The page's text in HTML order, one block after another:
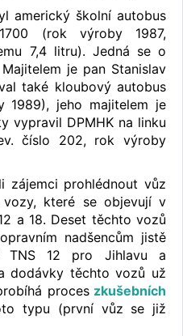
americký školní autobus
(rok výroby 1987,
7,4 litru). Jedná se o
je pan Stanislav
také kloubový autobus
1989), jeho majitelem je
vypravil DPMHK na linku
číslo 202, rok výroby
zájemci prohlédnout vůz
vozy, které se objevují v
a 18. Deset těchto vozů
nadšencům jistě
TNS 12 pro Jihlavu a
dodávky těchto vozů už
proceszkušebních
typu (první vůz se již